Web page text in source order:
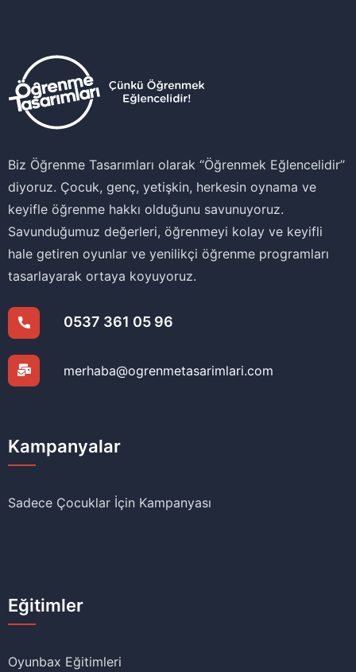
Biz Öğrenme Tasarımları olarak ‘‘Öğrenmek Eğlencelidir’’
diyoruz. Çocuk, genç, yetişkin, herkesin oynama ve
keyifle öğrenme hakkı olduğunu savunuyoruz.
Savunduğumuz değerleri, öğrenmeyi kolay ve keyifli
hale getiren oyunlar ve yenilikçi öğrenme programları
tasarlayarak ortaya koyuyoruz.
0537 361 05 96
merhaba@ogrenmetasarimlari.com
Kampanyalar
Sadece Çocuklar İçin Kampanyası
Eğitimler
Oyunbax Eğitimleri